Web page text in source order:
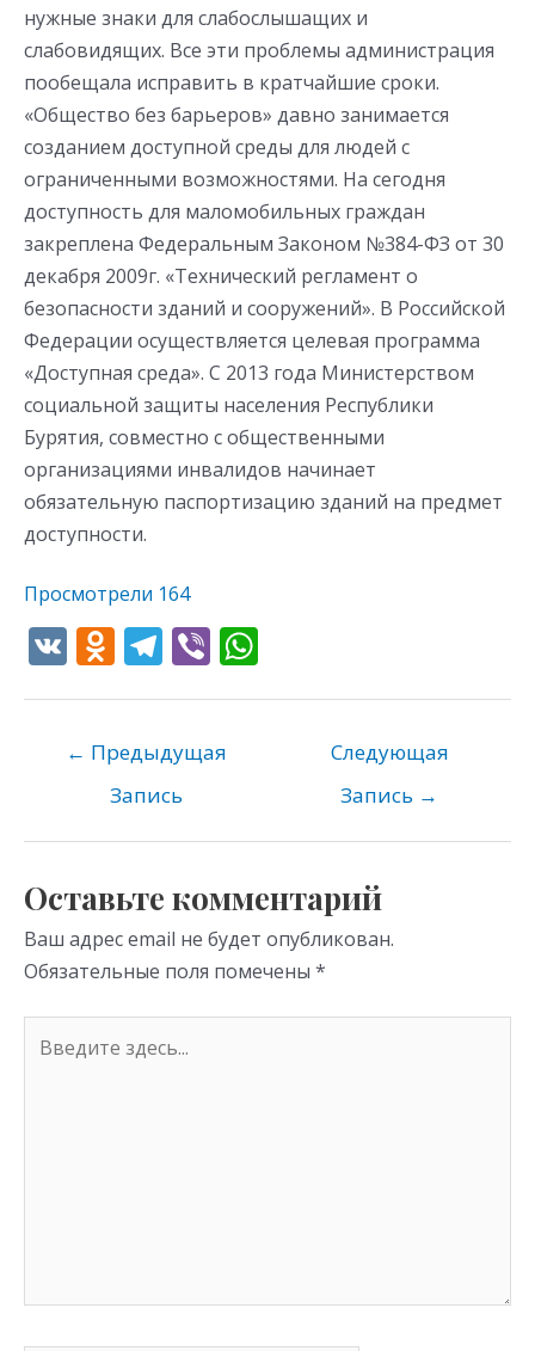
нужные знаки для слабослышащих и
слабовидящих. Все эти проблемы администрация
пообещала исправить в кратчайшие сроки.
«Общество без барьеров» давно занимается
созданием доступной среды для людей с
ограниченными возможностями. На сегодня
доступность для маломобильных граждан
закреплена Федеральным Законом №384-ФЗ от 30
декабря 2009г. «Технический регламент о
безопасности зданий и сооружений». В Российской
Федерации осуществляется целевая программа
«Доступная среда». С 2013 года Министерством
социальной защиты населения Республики
Бурятия, совместно с общественными
организациями инвалидов начинает
обязательную паспортизацию зданий на предмет
доступности.
Просмотрели 164
V O
o
kl
as
ni
ki
T
gr
a
m
Vi
p
← Предыдущая
Запись
Следующая
Запись →
Оставьте комментарий
Ваш адрес email не будет опубликован.
Обязательные поля помечены *
здесь...